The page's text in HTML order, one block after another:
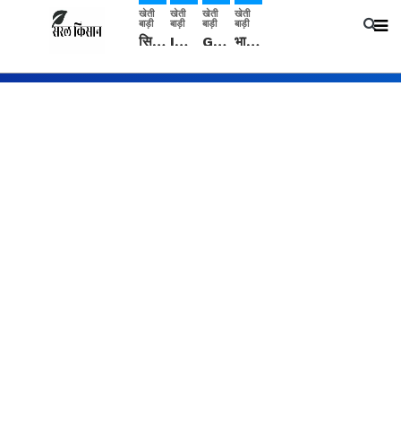
खेती
बाड़ी
सिरसा: कृषि विज्ञान केंद्र की बैठक में फसल बीमा विधि कारण व कृषि उद्यमिता बढ़ावा देने पर चर्चा
खेती
बाड़ी
IMD: राजस्थान में प्री-मानसून की सामान्य से 74% अधिक बारिश, दस्तक में देरी और मानसून कमजोर रहेगा
खेती
बाड़ी
Guar Ka Rate: ग्वार के भाव में हल्की बढ़ोतरी, बढ़ सकता है बुवाई का रकबा
खेती
बाड़ी
भारत में 29 मई से शुरु होगी प्री-मानसून बारिश, ECMWF विदेशी मौसम एजेंसी का पूर्वानुमान